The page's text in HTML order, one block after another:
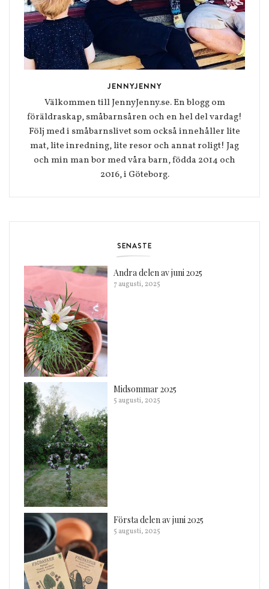
JENNYJENNY
Välkommen till JennyJenny.se. En blogg om
föräldraskap, småbarnsåren och en hel del vardag!
Följ med i småbarnslivet som också innehåller lite
mat, lite inredning, lite resor och annat roligt! Jag
och min man bor med våra barn, födda 2014 och
2016, i Göteborg.
SENASTE
Andra delen av juni 2025
7 augusti, 2025
Midsommar 2025
5 augusti, 2025
Första delen av juni 2025
5 augusti, 2025